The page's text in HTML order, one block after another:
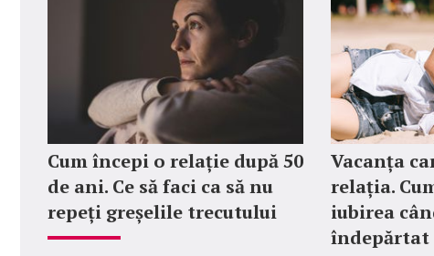
Cum începi o relație după 50
de ani. Ce să faci ca să nu
repeți greșelile trecutului
Vacanța
relația.
iubirea
îndepărtat